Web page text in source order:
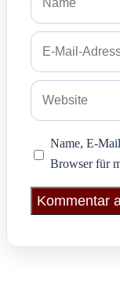
E-
Adresse
Website
Name, E-
Browser für